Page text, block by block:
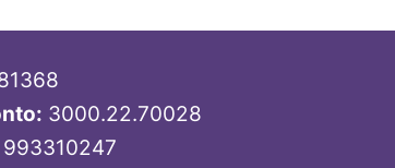
3000.22.70028
993310247